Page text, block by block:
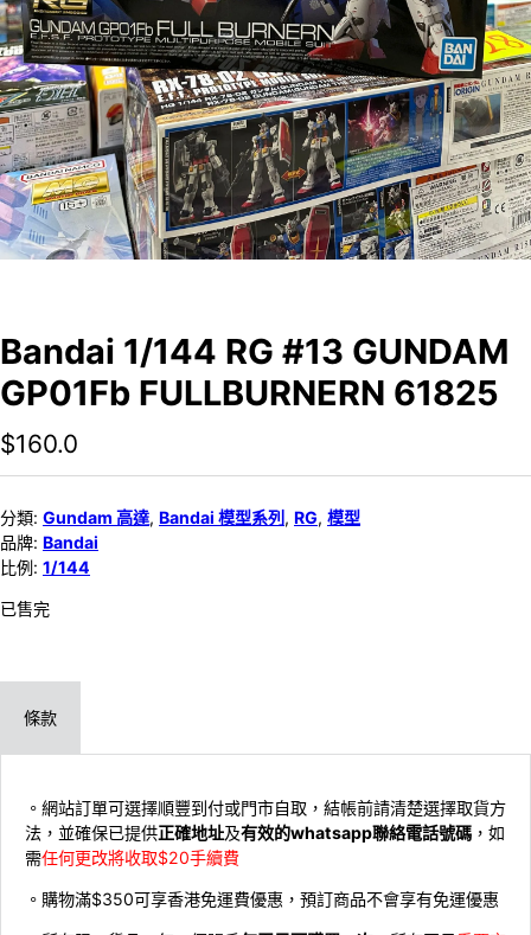
Bandai 1/144 RG #13 GUNDAM
GP01Fb FULLBURNERN 61825
$160.0
分類: Gundam 高達, Bandai 模型系列 , RG, 模型
品牌: Bandai
比例: 1/144
已售完
條款
。網站訂單可選擇順豐到付或門市自取，結帳前請清楚選擇取貨方
法，並確保已提供正確地址及有效的whatsapp聯絡電話號碼 ，如
需任何更改將收取$20手續費
。購物滿$350可享香港免運費優惠，預訂商品不會享有免運優惠